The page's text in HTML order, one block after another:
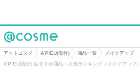
@cosme
アットコスメ A'PIEU(海外) 商品一覧
メイクアップ
A'PIEU(海外) おすすめ商品・人気ランキング（メイクアップ）